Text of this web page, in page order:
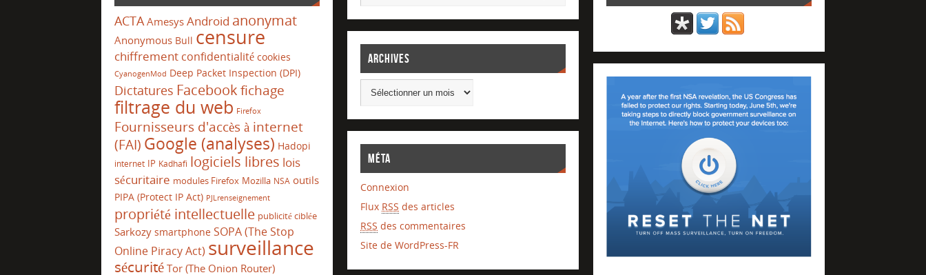
ACTA Amesys Android anonymat
Anonymous Bull censure
chiffrement confidentialité cookies
CyanogenMod Deep Packet Inspection (DPI)
Dictatures Facebookfichage
filtrage du web Firefox
Fournisseurs d'accès à internet
(FAI) Google (analyses) Hadopi
internet IP Kadhafi logiciels libres lois
sécuritaire modules Firefox Mozilla NSA outils
PIPA (Protect IP Act) PJLrenseignement
propriété intellectuelle publicité ciblée
Sarkozy smartphone SOPA (The Stop
Online Piracy Act) surveillance
sécurité Tor (The Onion Router)
Archives
Méta
Connexion
Flux RSS des articles
RSS des commentaires
Site de WordPress-FR